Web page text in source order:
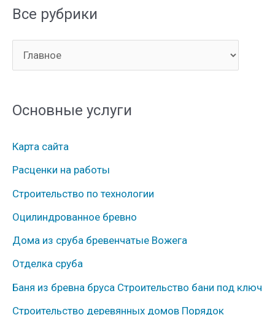
с
Все рубрики
с
р
б
р
и
к
и
Основные услуги
Карта сайта
Расценки на работы
Строительство по технологии
Оцилиндрованное бревно
Дома из сруба бревенчатые Вожега
Отделка сруба
Баня из бревна бруса Строительство бани под ключ
Строительство деревянных домов Порядок